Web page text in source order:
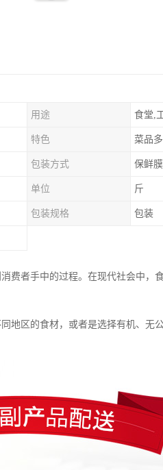
用途 食堂,
特色 菜品
包装方式 保鲜膜
单位 斤
包装规格 包装
费者手中的过程。在现代社会中，
地区的食材，或者是选择有机、无